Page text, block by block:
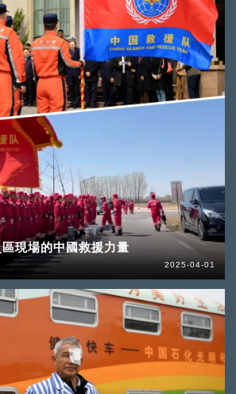
現場的中國救援力量
2025-04-01